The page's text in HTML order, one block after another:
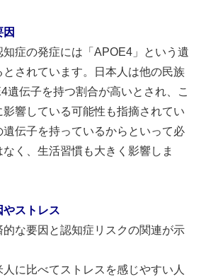
症の発症には「APOE4」という遺
されています。日本人は他の民族
遺伝子を持つ割合が高いとされ、こ
響している可能性も指摘されてい
遺伝子を持っているからといって必
く、生活習慣も大きく影響しま
やストレス
な要因と認知症リスクの関連が示
に比べてストレスを感じやすい人